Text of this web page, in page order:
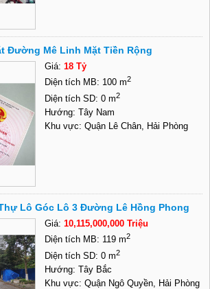
Đường Mê Linh Mặt Tiền Rộng
Giá: 18 Tỷ
Diện tích MB: 100 m2
Diện tích SD: 0 m2
Hướng: Tây Nam
Khu vực: Quận Lê Chân, Hải Phòng
Lô Góc Lô 3 Đường Lê Hồng Phong
Giá: 10,115,000,000 Triệu
Diện tích MB: 119 m2
Diện tích SD: 0 m2
Hướng: Tây Bắc
Khu vực: Quận Ngô Quyền, Hải Phòng